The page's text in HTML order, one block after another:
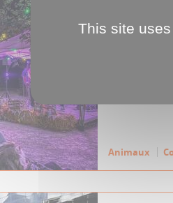
dodo
Animaux
This site